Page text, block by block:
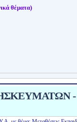
θέματα)
-